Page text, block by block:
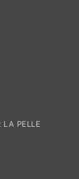
LA PELLE